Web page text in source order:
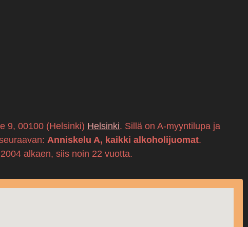
9, 00100 (Helsinki) Helsinki. Sillä on A-myyntilupa ja
Anniskelu A, kaikki alkoholijuomat.
alkaen, siis noin 22 vuotta.